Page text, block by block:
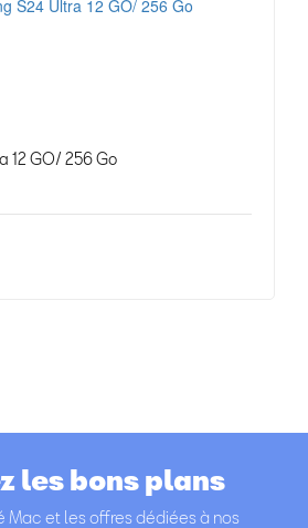
12 GO/ 256 Go
les bons plans
Mac et les offres dédiées à nos